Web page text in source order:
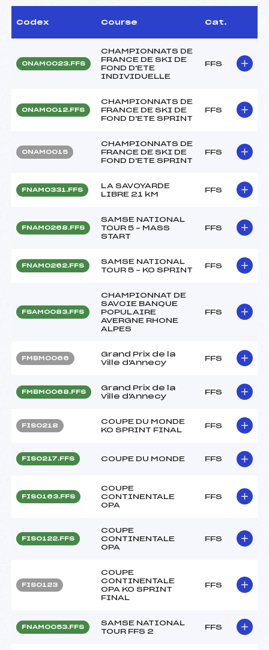
Codex Course Cat.
ONAM0023.FFS
CHAMPIONNATS DE
FRANCE DE SKI DE
FOND D'ETE
INDIVIDUELLE
FFS
ONAM0012.FFS
CHAMPIONNATS DE
FRANCE DE SKI DE
FOND D'ETE SPRINT
FFS
ONAM0015
CHAMPIONNATS DE
FRANCE DE SKI DE
FOND D'ETE SPRINT
FFS
FNAM0331.FFS
LA SAVOYARDE
LIBRE 21 kM
FFS
FNAM0268.FFS
SAMSE NATIONAL
TOUR 5 – MASS
START
FFS
FNAM0262.FFS
SAMSE NATIONAL
TOUR 5 – KO SPRINT
FFS
FSAM0083.FFS
CHAMPIONNAT DE
SAVOIE BANQUE
POPULAIRE
AVERGNE RHONE
ALPES
FFS
FMBM0066
Grand Prix de la
Ville d'Annecy
FFS
FMBM0068.FFS
Grand Prix de la
Ville d'Annecy
FFS
FIS0218
COUPE DU MONDE
KO SPRINT FINAL
FFS
FIS0217.FFS COUPE DU MONDE FFS
FIS0163.FFS
COUPE
CONTINENTALE
OPA
FFS
FIS0122.FFS
COUPE
CONTINENTALE
OPA
FFS
FIS0123
COUPE
CONTINENTALE
OPA KO SPRINT
FINAL
FFS
FNAM0053.FFS
SAMSE NATIONAL
TOUR FFS 2
FFS